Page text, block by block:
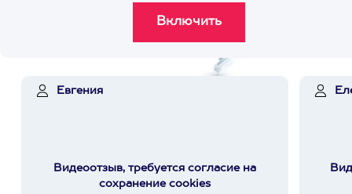
Евгения
Видеоотзыв, требуется согласие на
сохранение cookies